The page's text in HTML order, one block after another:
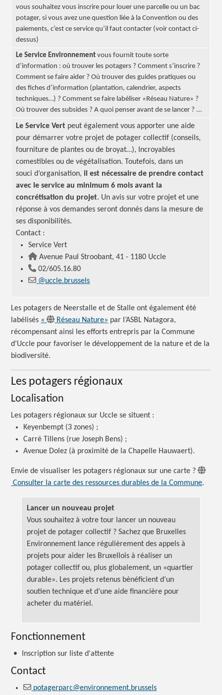
vous souhaitez vous inscrire pour louer une parcelle ou un bac
potager, si vous avez une question liée à la Convention ou des
paiements, c’est ce service qu’il faut contacter (voir contact ci-
dessus)
Le Service Environnementvous fournit toute sorte
d’information : où trouver les potagers ?Comments’inscrire ?
Comment se faireaider ? Où trouver des guides pratiques ou
des fiches d’information (plantation, calendrier, aspects
techniques…) ? Comment se faire labéliser «Réseau Nature» ?
Où trouver des subsides ? A quoi penser avant de se lancer ? ...
Le Service Vert peut également vous apporter une aide
pour démarrer votre projet de potager collectif (conseils,
fourniture de plantes ou de broyat…), Incroyables
comestibles ou de végétalisation. Toutefois, dans un
souci d’organisation,il est nécessaire de prendre contact
avec le service au minimum 6 mois avant la
concrétisation du projet. Un avis sur votre projet et une
réponse à vos demandes seront donnés dans la mesure de
ses disponibilités.
Contact :
Service Vert
Avenue Paul Stroobant, 41 - 1180 Uccle
02/605.16.80
@uccle.brussels
Les potagers de Neerstalle et de Stalle ont également été
labélisés « Réseau Nature» par l’ASBL Natagora,
récompensant ainsi les efforts entrepris par la Commune
d’Uccle pour favoriser le développement de la nature et de la
biodiversité.
Les potagers régionaux
Localisation
Les potagers régionaux sur Uccle sesituent :
Keyenbempt (3 zones) ;
Carré Tillens (rue Joseph Bens) ;
Avenue Dolez (à proximité de la Chapelle Hauwaert).
Envie de visualiser les potagers régionaux sur unecarte ?
Consulter la carte des ressources durables de la Commune.
Lancer un nouveau projet
Vous souhaitez à votre tour lancer un nouveau
projet de potager collectif ?Sachez que Bruxelles
Environnement lance régulièrement des appels à
projets pour aider les Bruxellois à réaliser un
potager collectif ou, plus globalement, un «quartier
durable». Les projets retenus bénéficient d’un
soutien technique et d’une aide financière pour
acheter du matériel.
Fonctionnement
• Inscription sur liste d'attente
Contact
potagerparc@environnement.brussels